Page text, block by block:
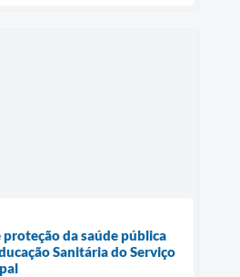
da saúde pública
Sanitária do Serviço